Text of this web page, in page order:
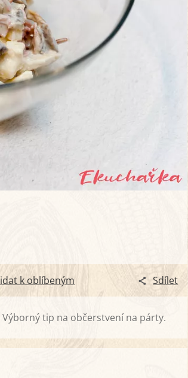
k oblíbeným Sdílet
tip na občerstvení na párty.